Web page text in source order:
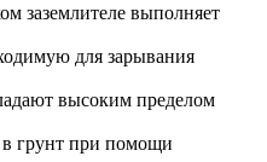
заземлителе выполняет
для зарывания
высоким пределом
грунт при помощи